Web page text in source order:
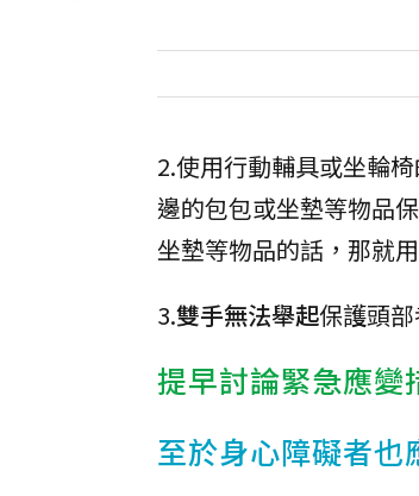
2.使用行動輔具或坐輪椅
邊的包包或坐墊等物品
坐墊等物品的話，那就
3.雙手無法舉起保護頭
提早討論緊急應變
至於身心障礙者也